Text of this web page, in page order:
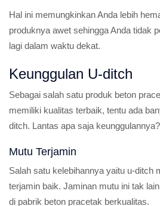
Hal ini memungkinkan Anda lebih
produknya awet sehingga Anda tidak
lagi dalam waktu dekat.
Keunggulan U-ditch
Sebagai salah satu produk beton
memiliki kualitas terbaik, tentu ada
ditch. Lantas apa saja keunggulannya?
Mutu Terjamin
Salah satu kelebihannya yaitu u-ditch
terjamin baik. Jaminan mutu ini tak
di pabrik beton pracetak berkualitas.